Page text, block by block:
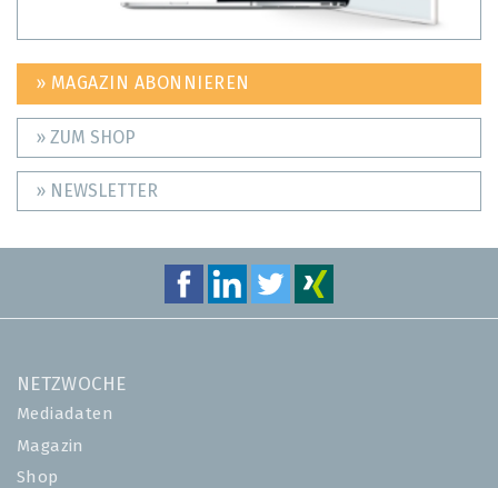
» MAGAZIN ABONNIEREN
» ZUM SHOP
» NEWSLETTER
NETZWOCHE
Mediadaten
Magazin
Shop